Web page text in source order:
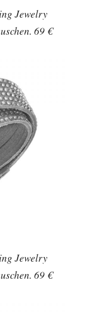
Jewelry
69 €
Jewelry
69 €